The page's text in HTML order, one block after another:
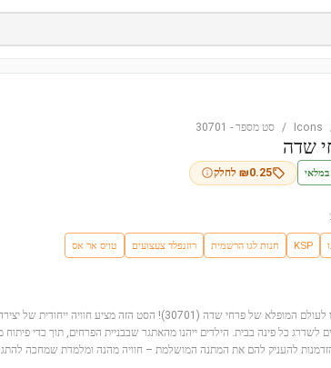
Icons
/ סט מספר -
30701
שדה
במלאי ₪0.25 לחלק
KSP חנות לגו הרשמית רוזנפלד צעצועים טויס אר אס
היכנסו לעולם המופלא של פרחי שדה (30701)! הסט הזה מציע
לשדרג כל פינה בבית. הילדים ייהנו מהאתגר שבבניית הפרחים, תוך כדי פיתוח
להעניק להם את המתנה המושלמת – חוויה מהנה ומלמדת שמחכה